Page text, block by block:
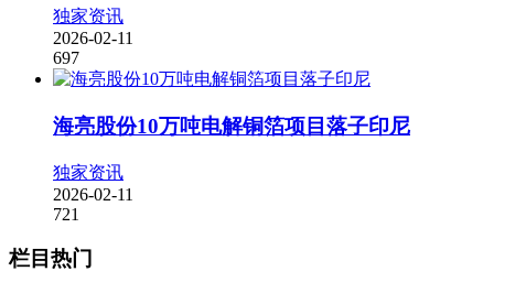
独家资讯
2026-02-11
697
海亮股份10万吨电解铜箔项目落子印尼
独家资讯
2026-02-11
721
栏目热门